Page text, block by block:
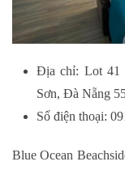
Địa chỉ: Lot 41
Sơn, Đà Nẵng
Số điện thoại:
Blue Ocean